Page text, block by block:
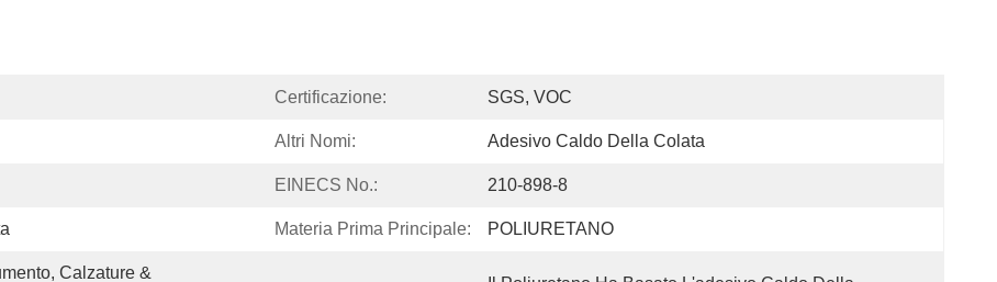
Certificazione: SGS, VOC
Altri Nomi: Adesivo Caldo Della Colata
EINECS No.: 210-898-8
Materia Prima Principale: POLIURETANO
Calzature &